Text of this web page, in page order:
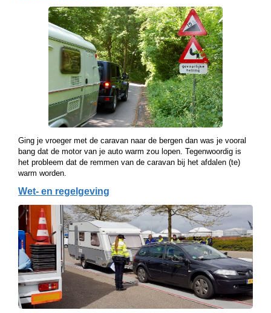
Ging je vroeger met de caravan naar de bergen dan was je vooral
bang dat de motor van je auto warm zou lopen. Tegenwoordig is
het probleem dat de remmen van de caravan bij het afdalen (te)
warm worden.
Wet- en regelgeving